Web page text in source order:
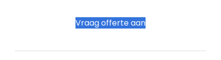
Vraag offerte aan